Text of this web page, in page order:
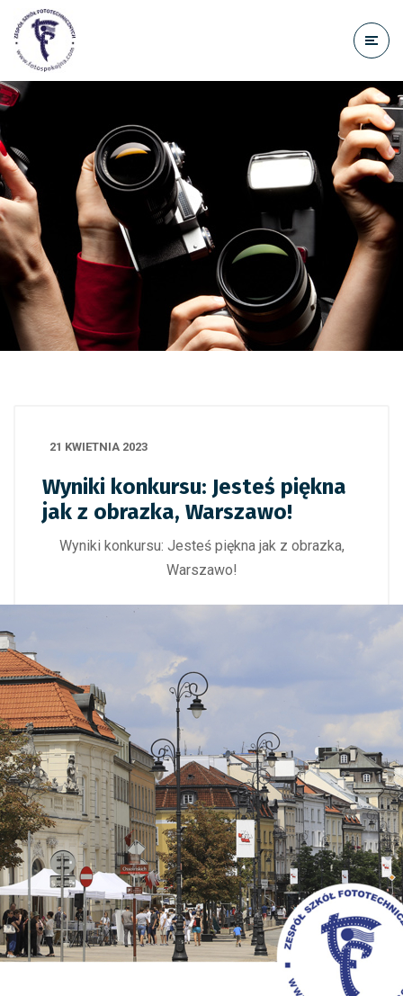
treści
21 KWIETNIA 2023
Wyniki konkursu: Jesteś piękna
jak z obrazka, Warszawo!
Wyniki konkursu: Jesteś piękna jak z obrazka,
Warszawo!